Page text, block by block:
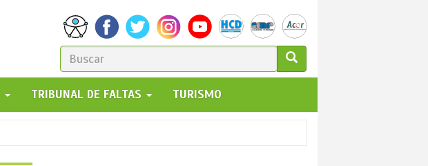
FORMULARIO
DE
BÚSQUEDA
GO!
TRIBUNAL DE FALTAS TURISMO